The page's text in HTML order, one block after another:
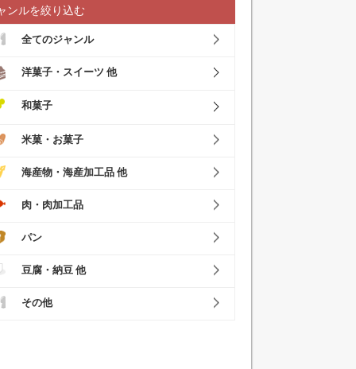
ンルを絞り込む
全てのジャンル
洋菓子・スイーツ 他
和菓子
米菓・お菓子
海産物・海産加工品 他
肉・肉加工品
パン
豆腐・納豆 他
その他